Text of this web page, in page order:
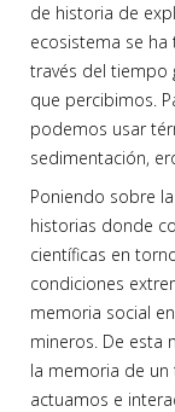
de historia de
ecosistema se
través del tiempo
que percibimos.
podemos usar
sedimentación,
Poniendo sobre
historias donde
científicas en
condiciones
memoria social
mineros. De esta
la memoria de
actuamos e